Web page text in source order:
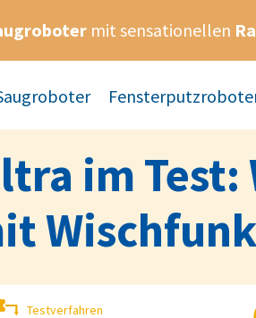
mit sensationellen
im
Testverfahren